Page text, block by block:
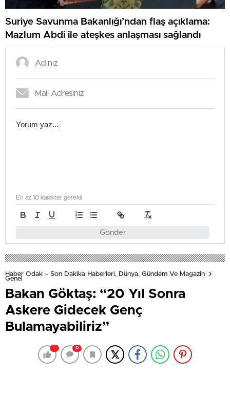
Suriye Savunma Bakanlığı’ndan flaş açıklama:
Mazlum Abdi ile ateşkes anlaşması sağlandı
Gönder
En az 10 karakter gerekli
Haber Odak – Son Dakika Haberleri, Dünya, Gündem Ve Magazin
Genel
Bakan Göktaş: “20 Yıl Sonra
Askere Gidecek Genç
Bulamayabiliriz”
0